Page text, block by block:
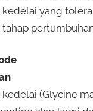
yang
(Glycine